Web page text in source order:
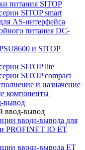
питания SITOP
SITOP smart
AS-интерфейса
питания DC-
и SITOP
SITOP lite
SITOP compact
и назначение
компоненты
вывод
ввод-вывод
ввода-вывода для
PROFINET IO ET
ввода-вывода ET